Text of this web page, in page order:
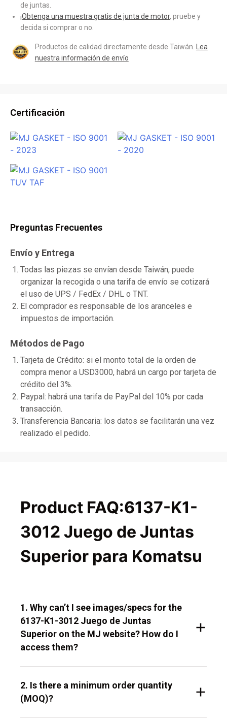
de juntas.
¡Obtenga una muestra gratis de junta de motor, pruebe y
decida si comprar o no.
Productos de calidad directamente desde Taiwán.
Lea
nuestra información de envío
Certificación
Preguntas Frecuentes
Envío y Entrega
Todas las piezas se envían desde Taiwán, puede
organizar la recogida o una tarifa de envío se cotizará
el uso de UPS / FedEx / DHL o TNT.
El comprador es responsable de los aranceles e
impuestos de importación.
Métodos de Pago
Tarjeta de Crédito: si el monto total de la orden de
compra menor a USD3000, habrá un cargo por tarjeta de
crédito del 3%.
Paypal: habrá una tarifa de PayPal del 10% por cada
transacción.
Transferencia Bancaria: los datos se facilitarán una vez
realizado el pedido.
Product FAQ:6137-K1-
3012 Juego de Juntas
Superior para Komatsu
1. Why can’t I see images/specs for the
6137-K1-3012 Juego de Juntas
Superior on the MJ website? How do I
access them?
2. Is there a minimum order quantity
(MOQ)?